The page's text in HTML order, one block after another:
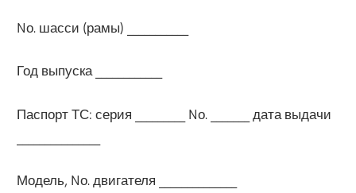
Nо. шасси (рамы) ___________
Год выпуска ____________
Паспорт ТС: серия _________ Nо. _______ дата выдачи
Модель, Nо. двигателя ______________